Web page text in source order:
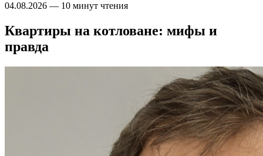
04.08.2026 — 10 минут чтения
Квартиры на котловане: мифы и
правда